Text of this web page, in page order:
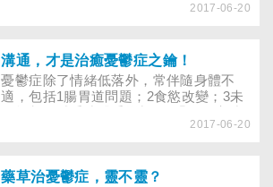
2017-06-20
溝通，才是治癒憂鬱症之鑰！
憂鬱症除了情緒低落外，常伴隨身體不
適，包括1腸胃道問題；2食慾改變；3未
活動變慢；5疲倦或無精打采；6睡眠型態
2017-06-20
藥草治憂鬱症，靈不靈？